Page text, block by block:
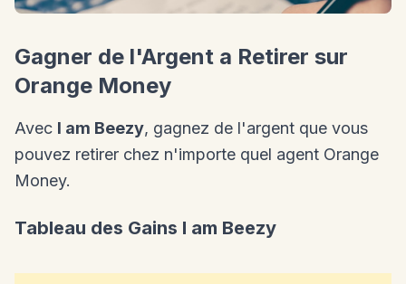
Gagner de l'Argent a Retirer sur
Orange Money
Avec I am Beezy, gagnez de l'argent que vous
pouvez retirer chez n'importe quel agent Orange
Money.
Tableau des Gains I am Beezy